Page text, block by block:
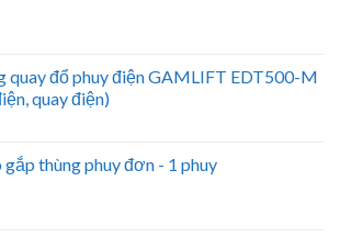
quay đổ phuy điện GAMLIFT EDT500-M
quay điện)
gắp thùng phuy đơn - 1 phuy